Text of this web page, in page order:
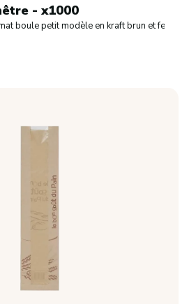
- x1000
boule petit modèle en kraft brun et fenêtre.